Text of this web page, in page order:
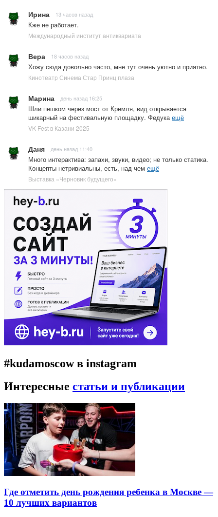
Ирина 13 часов назад
Кже не работает.
Международный институт антиквариата
Вера 18 часов назад
Хожу сюда довольно часто, мне тут очень уютно и приятно.
Кинотеатр Синема Стар Принц плаза
Марина день назад 16:25
Шли пешком через мост от Кремля, вид открывается
шикарный на фестивальную площадку. Федукаещё
VK Fest в Казани 2025
Даня день назад 11:40
Много интерактива: запахи, звуки, видео; не только статика.
Концепты нетривиальны, есть, над чем ещё
Выставка «Черновик будущего»
#kudamoscow в instagram
Интересные статьи и публикации
Где отметить день рождения ребенка в Москве —
10 лучших вариантов